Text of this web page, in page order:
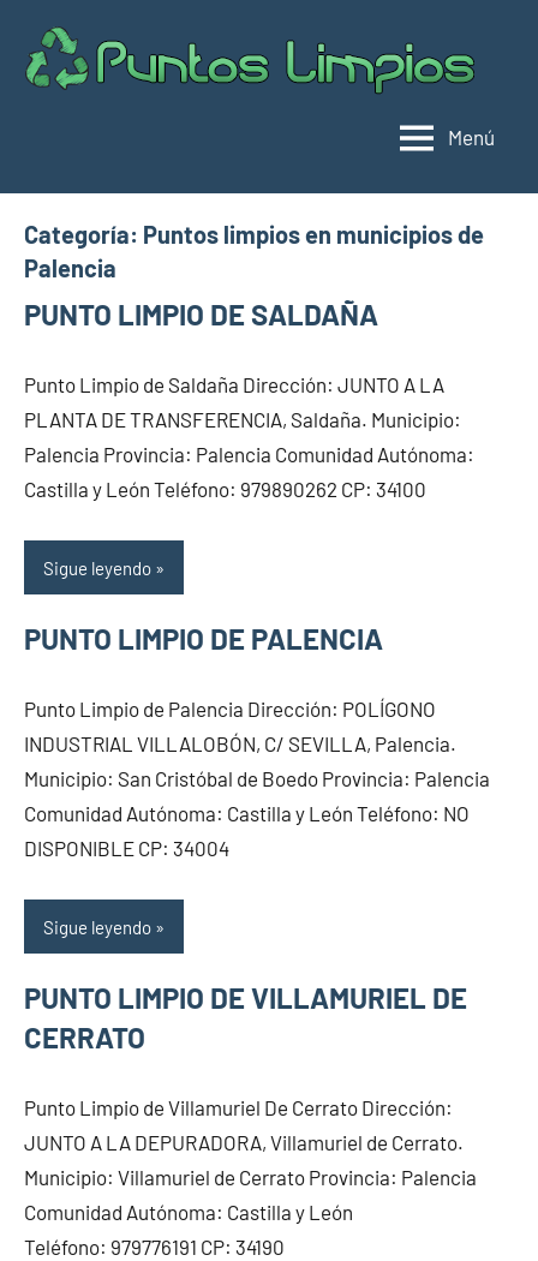
contenido
Menú
Categoría: Puntos limpios en municipios de
Palencia
PUNTO LIMPIO DE SALDAÑA
Punto Limpio de Saldaña Dirección: JUNTO A LA
PLANTA DE TRANSFERENCIA, Saldaña. Municipio:
Palencia Provincia: Palencia Comunidad Autónoma:
Castilla y León Teléfono: 979890262 CP: 34100
Sigue leyendo
PUNTO LIMPIO DE PALENCIA
Punto Limpio de Palencia Dirección: POLÍGONO
INDUSTRIAL VILLALOBÓN, C/ SEVILLA, Palencia.
Municipio: San Cristóbal de Boedo Provincia: Palencia
Comunidad Autónoma: Castilla y León Teléfono: NO
DISPONIBLE CP: 34004
Sigue leyendo
PUNTO LIMPIO DE VILLAMURIEL DE
CERRATO
Punto Limpio de Villamuriel De Cerrato Dirección:
JUNTO A LA DEPURADORA, Villamuriel de Cerrato.
Municipio: Villamuriel de Cerrato Provincia: Palencia
Comunidad Autónoma: Castilla y León
Teléfono: 979776191 CP: 34190